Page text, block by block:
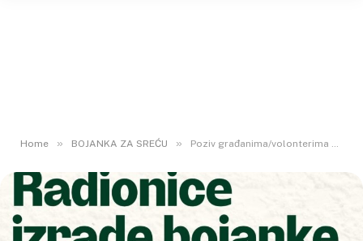
Home » BOJANKA ZA SREĆU » Poziv građanima/volonterima u izradi „Bojanke za sreću”